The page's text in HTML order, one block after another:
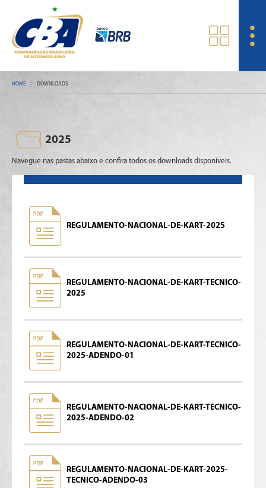
HOME DOWNLOADS
2025
Navegue nas pastas abaixo e confira todos os downloads disponíveis.
REGULAMENTO-NACIONAL-DE-KART-2025
REGULAMENTO-NACIONAL-DE-KART-TECNICO-
2025
REGULAMENTO-NACIONAL-DE-KART-TECNICO-
2025-ADENDO-01
REGULAMENTO-NACIONAL-DE-KART-TECNICO-
2025-ADENDO-02
REGULAMENTO-NACIONAL-DE-KART-2025-
TECNICO-ADENDO-03